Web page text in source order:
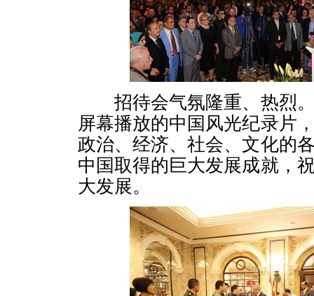
招待会气氛隆重、热烈。
屏幕播放的中国风光纪录片
政治、经济、社会、文化的
中国取得的巨大发展成就，
大发展。